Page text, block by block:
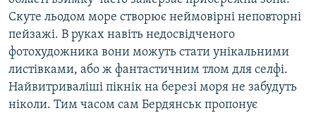
Скуте льодом море створює неймовірні неповторні
пейзажі. В руках навіть недосвідченого
фотохудожника вони можуть стати унікальними
листівками, або ж фантастичним тлом для селфі.
Найвитриваліші пікнік на березі моря не забудуть
ніколи. Тим часом сам Бердянськ пропонує